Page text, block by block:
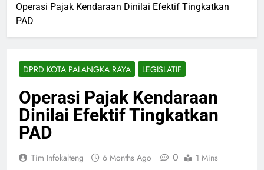
Operasi Pajak Kendaraan Dinilai Efektif Tingkatkan
PAD
DPRD KOTA PALANGKA RAYA LEGISLATIF
Operasi Pajak Kendaraan
Dinilai Efektif Tingkatkan
PAD
Tim Infokalteng 6 Months Ago 0 1 Mins